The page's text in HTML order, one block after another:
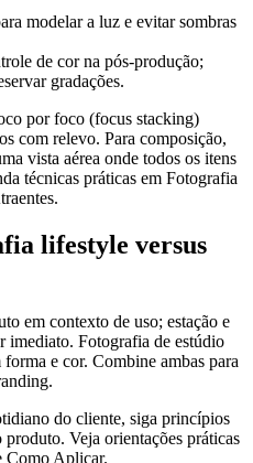
modelar a luz e evitar sombras
de cor na pós‑produção;
gradações.
por foco (focus stacking)
com relevo. Para composição,
vista aérea onde todos os itens
técnicas práticas em Fotografia
lifestyle versus
em contexto de uso; estação e
imediato. Fotografia de estúdio
e cor. Combine ambas para
do cliente, siga princípios
Veja orientações práticas
Como Aplicar.